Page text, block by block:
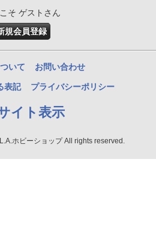
そ ゲストさん
規会員登録
いて お問い合わせ
表記 プライバシーポリシー
イト表示
ホビーショップ All rights reserved.